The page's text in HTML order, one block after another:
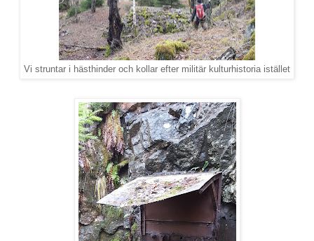
Vi struntar i hästhinder och kollar efter militär kulturhistoria istället